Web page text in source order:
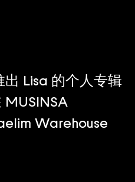
出 Lisa 的个人专辑
MUSINSA
Warehouse